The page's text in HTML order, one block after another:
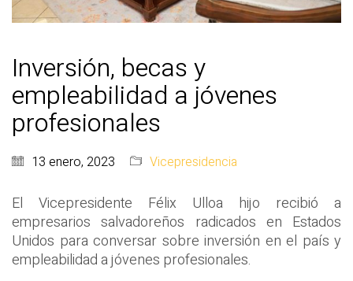
Inversión, becas y
empleabilidad a jóvenes
profesionales
13 enero, 2023 Vicepresidencia
El Vicepresidente Félix Ulloa hijo recibió a
empresarios salvadoreños radicados en Estados
Unidos para conversar sobre inversión en el país y
empleabilidad a jóvenes profesionales.